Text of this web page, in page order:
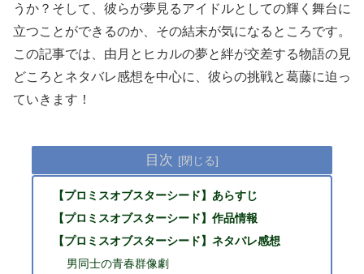
うか？そして、彼らが夢見るアイドルとしての輝く舞台に
立つことができるのか、その結末が気になるところです。
この記事では、由月とヒカルの夢と絆が交差する物語の見
どころとネタバレ感想を中心に、彼らの挑戦と葛藤に迫っ
ていきます！
目次
【プロミスオブスターシード】あらすじ
【プロミスオブスターシード】作品情報
【プロミスオブスターシード】ネタバレ感想
男同士の青春群像劇